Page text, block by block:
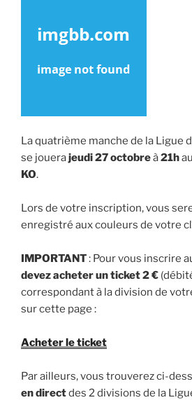
La quatrième manche de la Ligue
se jouerajeudi 27 octobreà21h
KO.
Lors de votre inscription, vous
enregistré aux couleurs de votre
IMPORTANT: Pour vous inscrire
devez acheter un ticket 2 €
correspondant à la division de
sur cette page :
Acheter le ticket
Par ailleurs, vous trouverez ci-
en directdes 2 divisions de la